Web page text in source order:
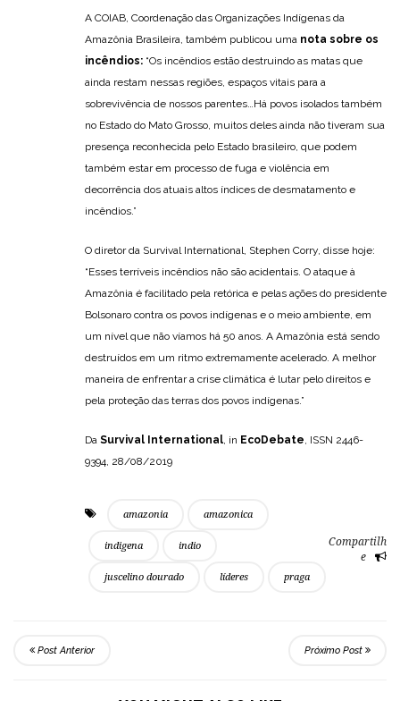
A COIAB, Coordenação das Organizações Indígenas da
Amazônia Brasileira, também publicou uma nota sobre os
incêndios: “Os incêndios estão destruindo as matas que
ainda restam nessas regiões, espaços vitais para a
sobrevivência de nossos parentes…Há povos isolados também
no Estado do Mato Grosso, muitos deles ainda não tiveram sua
presença reconhecida pelo Estado brasileiro, que podem
também estar em processo de fuga e violência em
decorrência dos atuais altos índices de desmatamento e
incêndios.”
O diretor da Survival International, Stephen Corry, disse hoje:
“Esses terríveis incêndios não são acidentais. O ataque à
Amazônia é facilitado pela retórica e pelas ações do presidente
Bolsonaro contra os povos indígenas e o meio ambiente, em
um nível que não víamos há 50 anos. A Amazônia está sendo
destruídos em um ritmo extremamente acelerado. A melhor
maneira de enfrentar a crise climática é lutar pelo direitos e
pela proteção das terras dos povos indígenas.”
Da Survival International, in EcoDebate, ISSN 2446-
9394, 28/08/2019
amazonia amazonica
indigena indio
juscelino dourado líderes praga
Compartilh
e
Post Anterior Próximo Post